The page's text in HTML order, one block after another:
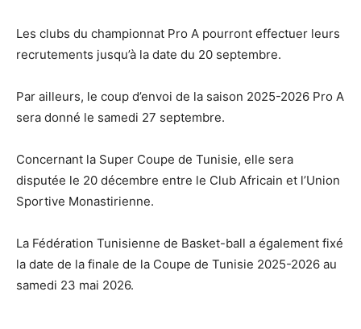
Les clubs du championnat Pro A pourront effectuer leurs
recrutements jusqu’à la date du 20 septembre.
Par ailleurs, le coup d’envoi de la saison 2025-2026 Pro A
sera donné le samedi 27 septembre.
Concernant la Super Coupe de Tunisie, elle sera
disputée le 20 décembre entre le Club Africain et l’Union
Sportive Monastirienne.
La Fédération Tunisienne de Basket-ball a également fixé
la date de la finale de la Coupe de Tunisie 2025-2026 au
samedi 23 mai 2026.